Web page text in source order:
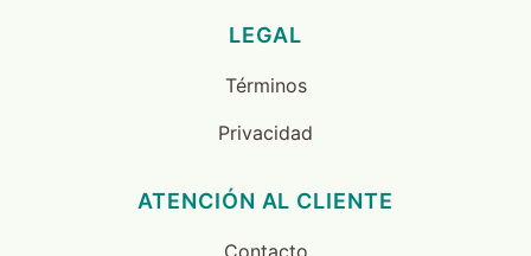
LEGAL
Términos
Privacidad
ATENCIÓN AL CLIENTE
Contacto